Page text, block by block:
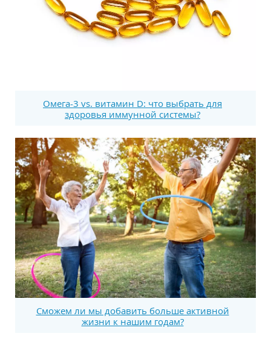
Омега-3 vs. витамин D: что выбрать для
здоровья иммунной системы?
Сможем ли мы добавить больше активной
жизни к нашим годам?